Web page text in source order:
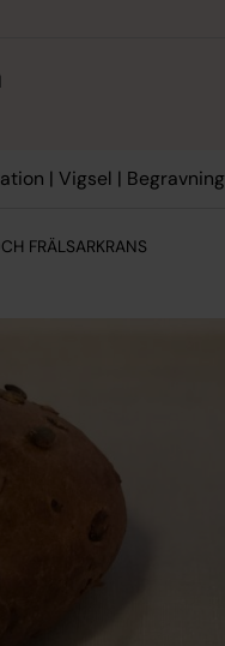
| Vigsel | Begravning
FRÄLSARKRANS